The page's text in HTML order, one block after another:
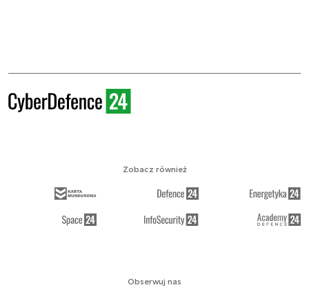
Obserwuj nas
Zobacz również